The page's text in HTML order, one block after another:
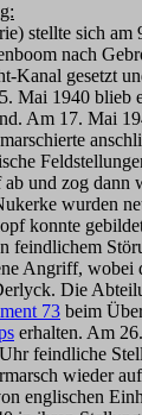
stellte sich
nach
Kanal gesetzt
Mai 1940 blieb
Am 17. Mai
und zog
wurden
konnte
feindlichem
Angriff, wobei
Die
73 beim
erhalten. Am
feindliche
wieder
englischen